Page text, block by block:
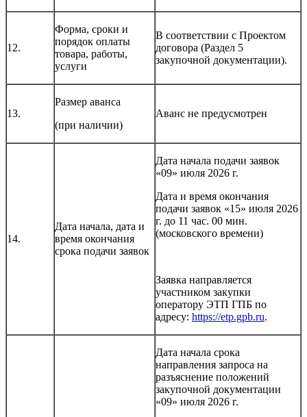
12.
Форма, сроки и
порядок оплаты
товара, работы,
услуги
В соответствии с Проектом
договора (Раздел 5
закупочной документации).
13.
Размер аванса
(при наличии)
Аванс не предусмотрен
14.
Дата начала, дата и
время окончания
срока подачи заявок
Дата начала подачи заявок
«09» июля 2026 г.
Дата и время окончания
подачи заявок «15» июля 2026
г. до 11 час. 00 мин.
(московского времени)
Заявка направляется
участником закупки
оператору ЭТП ГПБ по
адресу: https://etp.gpb.ru.
Дата начала срока
направления запроса на
разъяснение положений
закупочной документации
«09» июля 2026 г.